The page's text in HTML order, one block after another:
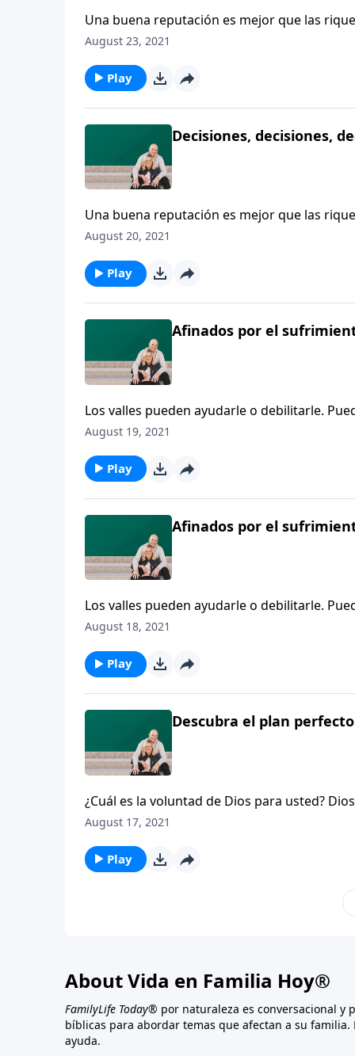
Una buena reputación es mejor que las
las decisiones que usted toma durante
August 23, 2021
Play
Decisiones, decisiones,
Una buena reputación es mejor que las
las decisiones que usted toma durante
August 20, 2021
Play
Afinados por el
Los valles pueden ayudarle o debilitarle.
Dios quiere que sea. Dennis Rainey ofrece
verdad para todos nosotros.
August 19, 2021
Play
Afinados por el
Los valles pueden ayudarle o debilitarle.
Dios quiere que sea. Dennis Rainey ofrece
verdad para todos nosotros.
August 18, 2021
Play
Descubra el plan
¿Cuál es la voluntad de Dios para usted?
espirituales para servir al cuerpo de Cristo.
de que volviste a sacarla… la tarima
August 17, 2021
Play
About Vida en Familia Hoy®
FamilyLife Today® por naturaleza es conversacional y
bíblicas para abordar temas que afectan a su
ayuda.